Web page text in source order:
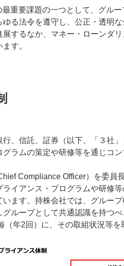
重要課題の一つとして、グル
る法令を遵守し、公正・透明
するなか、マネー・ローンダ
す。
、信託、証券（以下、「３社
ラムの策定や研修等を通じコ
Compliance Officer）を委
イアンス・プログラムや研修
ます。持株会社では、グルー
ループとして共通認識を持つ
年2回）に、その取組状況等を